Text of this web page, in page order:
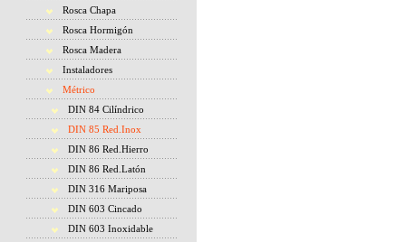
Rosca Chapa
Rosca Hormigón
Rosca Madera
Instaladores
Métrico
DIN 84 Cilíndrico
DIN 85 Red.Inox
DIN 86 Red.Hierro
DIN 86 Red.Latón
DIN 316 Mariposa
DIN 603 Cincado
DIN 603 Inoxidable